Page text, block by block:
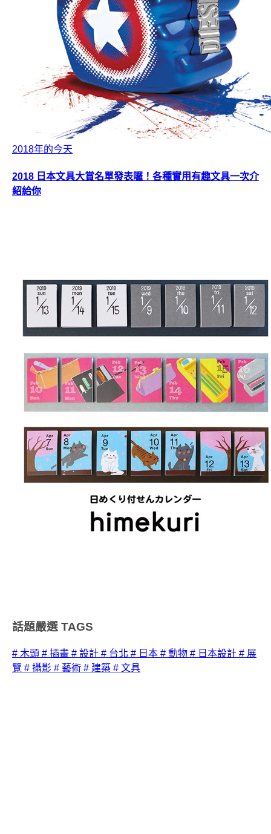
2018年的今天
2018 日本文具大賞名單發表囉！各種實用有趣文具一次介
紹給你
話題嚴選 TAGS
# 木頭 # 插畫 # 設計 # 台北 # 日本 # 動物 # 日本設計 # 展
覽 # 攝影 # 藝術 # 建築 # 文具